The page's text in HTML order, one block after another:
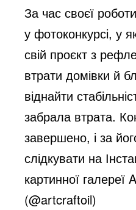
За час своєї
у фотоконкурсі, у
свій проєкт з
втрати домівки й
віднайти
забрала втрата.
завершено, і за
слідкувати на
картинної галереї
(@artcraftoil)